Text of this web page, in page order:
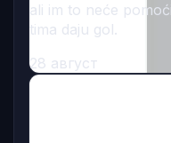
ali im to neće
tima daju gol.
28 август